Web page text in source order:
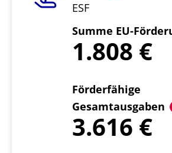
ESF
Summe EU-
1.808
Förderfähige
Gesamtausgaben
3.616